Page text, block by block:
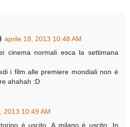
aprile 18, 2013 10:48 AM
cinema normali esca la settimana
i film alle premiere mondiali non è
ahahah :D
2013 10:49 AM
è uscito. A milano è uscito. In